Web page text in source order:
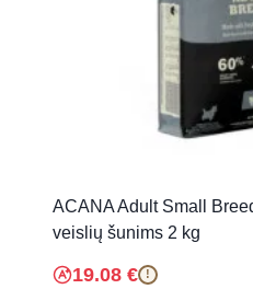
ACANA Adult Small
veislių šunims 2 kg
19.08 € !